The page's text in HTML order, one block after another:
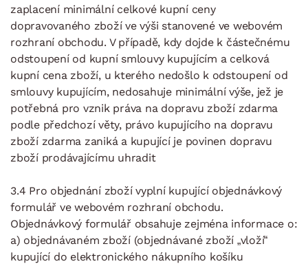
zaplacení minimální celkové kupní ceny
dopravovaného zboží ve výši stanovené ve webovém
rozhraní obchodu. V případě, kdy dojde k částečnému
odstoupení od kupní smlouvy kupujícím a celková
kupní cena zboží, u kterého nedošlo k odstoupení od
smlouvy kupujícím, nedosahuje minimální výše, jež je
potřebná pro vznik práva na dopravu zboží zdarma
podle předchozí věty, právo kupujícího na dopravu
zboží zdarma zaniká a kupující je povinen dopravu
zboží prodávajícímu uhradit
3.4 Pro objednání zboží vyplní kupující objednávkový
formulář ve webovém rozhraní obchodu.
Objednávkový formulář obsahuje zejména informace o:
a) objednávaném zboží (objednávané zboží „vloží“
kupující do elektronického nákupního košíku